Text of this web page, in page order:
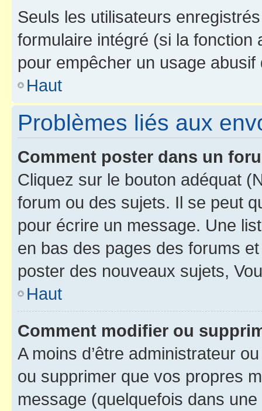
Seuls les utilisateurs
formulaire intégré (si la fonction
pour empêcher un usage
Haut
Problèmes liés aux
Comment poster dans un
Cliquez sur le bouton adéquat
forum ou des sujets. Il se peut
pour écrire un message. Une
en bas des pages des forums
poster des nouveaux sujets,
Haut
Comment modifier ou
A moins d’être administrateur
ou supprimer que vos propres
message (quelquefois dans